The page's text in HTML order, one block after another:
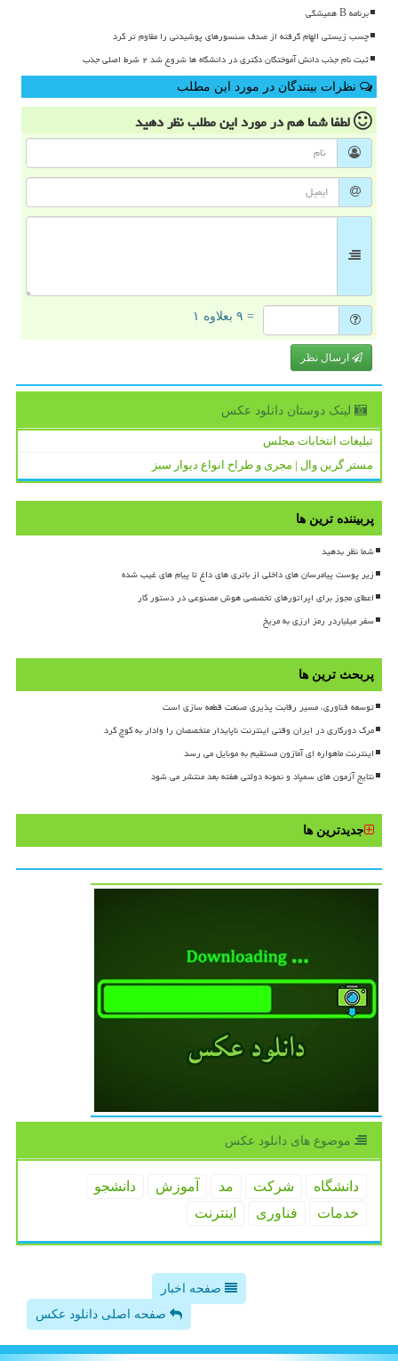
برنامه B همیشگی
چسب زیستی الهام گرفته از صدف سنسورهای پوشیدنی را مقاوم تر کرد
ثبت نام جذب دانش آموختگان دکتری در دانشگاه ها شروع شد ۲ شرط اصلی جذب
نظرات بینندگان در مورد این مطلب
لطفا شما همدر مورد این مطلبنظر دهید
= ۹ بعلاوه ۱
ارسال نظر
لینک دوستان دانلود عكس
تبلیغات انتخابات مجلس
مستر گرین وال | مجری و طراح انواع دیوار سبز
پربیننده ترین ها
شما نظر بدهید
زیر پوست پیامرسان های داخلی از باتری های داغ تا پیام های غیب شده
اعطای مجوز برای اپراتورهای تخصصی هوش مصنوعی در دستور کار
سفر میلیاردر رمز ارزی به مریخ
پربحث ترین ها
توسعه فناوری، مسیر رقابت پذیری صنعت قطعه سازی است
مرگ دورکاری در ایران وقتی اینترنت ناپایدار متخصصان را وادار به کوچ کرد
اینترنت ماهواره ای آمازون مستقیم به موبایل می رسد
نتایج آزمون های سمپاد و نمونه دولتی هفته بعد منتشر می شود
جدیدترین ها
موضوع های دانلود عكس
دانشگاه شركت مد آموزش
دانشجو
خدمات
فناوری اینترنت
صفحه اخبار
صفحه اصلی دانلود عکس